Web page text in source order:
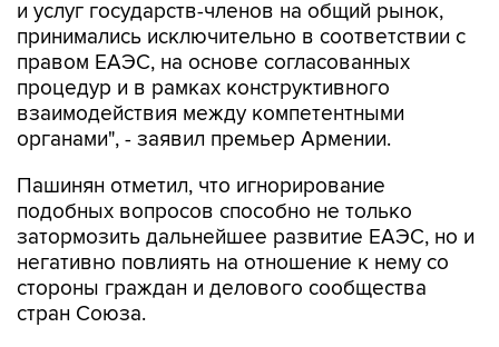
и услуг государств-членов на общий рынок,
принимались исключительно в соответствии с
правом ЕАЭС, на основе согласованных
процедур и в рамках конструктивного
взаимодействия между компетентными
органами", - заявил премьер Армении.
Пашинян отметил, что игнорирование
подобных вопросов способно не только
затормозить дальнейшее развитие ЕАЭС, но и
негативно повлиять на отношение к нему со
стороны граждан и делового сообщества
стран Союза.